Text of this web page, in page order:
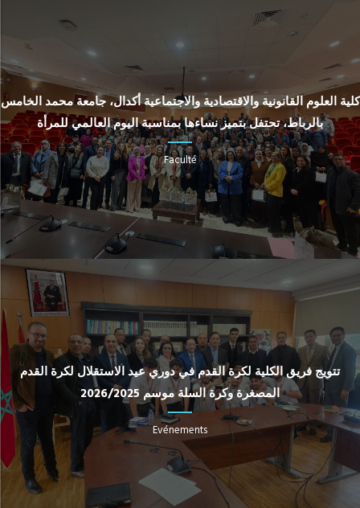
كلية العلوم القانونية والاقتصادية والاجتماعية أكدال، جامعة محمد الخامس
بالرباط، تحتفل بتميز نساءها بمناسبة اليوم العالمي للمرأة
Faculté
تتويج فريق الكلية لكرة القدم في دوري عيد الاستقلال لكرة القدم
المصغرة وكرة السلة موسم 2026/2025
Evénements